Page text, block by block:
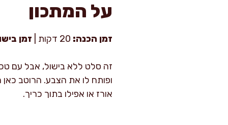
על המתכון
זמן הכנה: זמן
זה סלט ללא בישול, אבל עם
ופותח לו את הצבע. הרוטב כאן
אורז או אפילו בתוך כריך.